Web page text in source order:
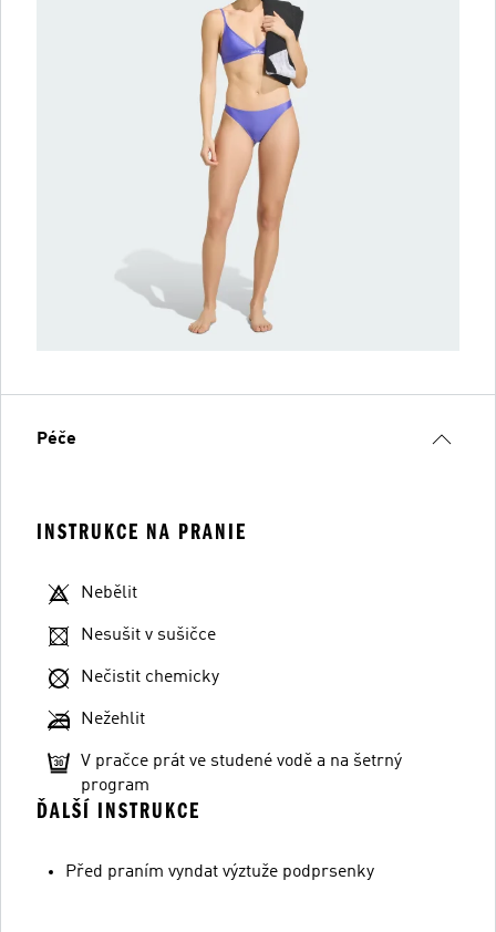
Péče
INSTRUKCE NA PRANIE
Nebělit
Nesušit v sušičce
Nečistit chemicky
Nežehlit
V pračce prát ve studené vodě a na šetrný
program
ĎALŠÍ INSTRUKCE
Před praním vyndat výztuže podprsenky